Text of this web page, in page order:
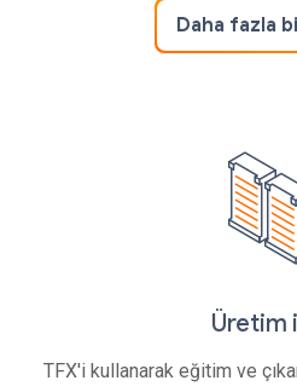
Daha fazla
Üretim
TFX'i kullanarak eğitim ve